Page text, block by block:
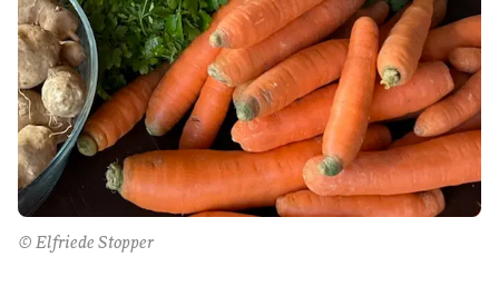
© Elfriede Stopper